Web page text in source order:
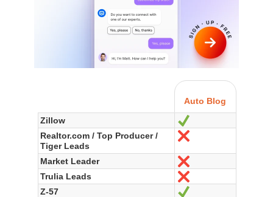
Auto Blog
Zillow
Realtor.com / Top Producer /
Tiger Leads
Market Leader
Trulia Leads
Z-57